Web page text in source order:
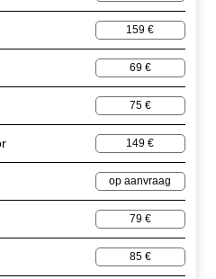
159 €
69 €
75 €
149 €
op aanvraag
79 €
85 €